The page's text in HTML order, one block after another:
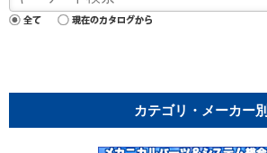
カテゴリ・メーカー別